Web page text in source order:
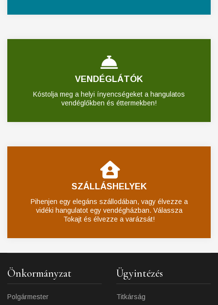
VENDÉGLÁTÓK
Kóstolja meg a helyi ínyencségeket a hangulatos
vendéglőkben és éttermekben!
SZÁLLÁSHELYEK
Pihenjen egy elegáns szállodában, vagy élvezze a
vidéki hangulatot egy vendégházban. Válassza
Tokajt és élvezze a varázsát!
Önkormányzat
Polgármester
Ügyintézés
Titkárság